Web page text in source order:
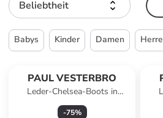
Beliebtheit
Babys Kinder Damen
PAUL VESTERBRO
Leder-Chelsea-Boots in
Hellbraun
-75%